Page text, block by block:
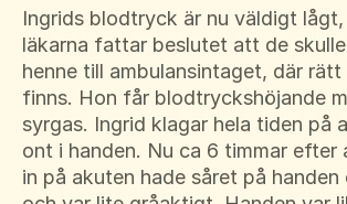
Ingrids blodtryck är nu väldigt
läkarna fattar beslutet att de
henne till ambulansintaget, där
finns. Hon får blodtryckshöjande
syrgas. Ingrid klagar hela tiden på
ont i handen. Nu ca 6 timmar efter
in på akuten hade såret på